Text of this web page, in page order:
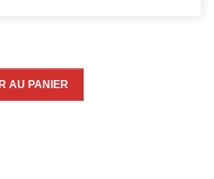
AU PANIER